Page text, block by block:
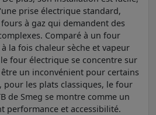
prise électrique standard,
à gaz qui demandent des
Comparé à un four
la fois chaleur sèche et vapeur
four électrique se concentre sur
un inconvénient pour certains
pour les plats classiques, le four
de Smeg se montre comme un
performance et accessibilité.